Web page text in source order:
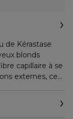
de Kérastase
blonds
capillaire à se
externes, ce
et de la